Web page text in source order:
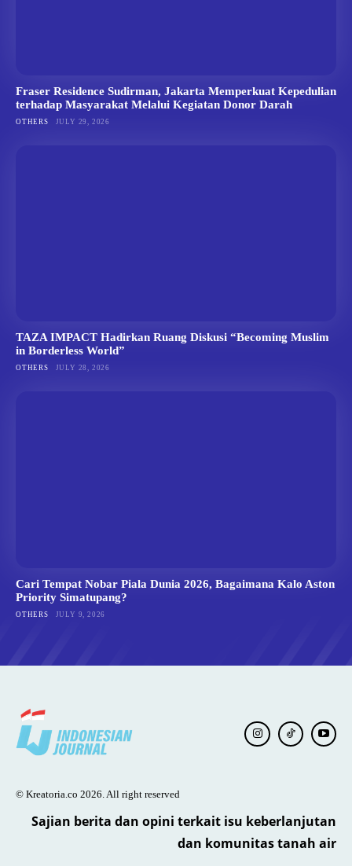
Fraser Residence Sudirman, Jakarta Memperkuat Kepedulian
terhadap Masyarakat Melalui Kegiatan Donor Darah
OTHERS JULY 29, 2026
TAZA IMPACT Hadirkan Ruang Diskusi “Becoming Muslim
in Borderless World”
OTHERS JULY 28, 2026
Cari Tempat Nobar Piala Dunia 2026, Bagaimana Kalo Aston
Priority Simatupang?
OTHERS JULY 9, 2026
© Kreatoria.co 2026. All right reserved
Sajian berita dan opini terkait isu keberlanjutan
dan komunitas tanah air